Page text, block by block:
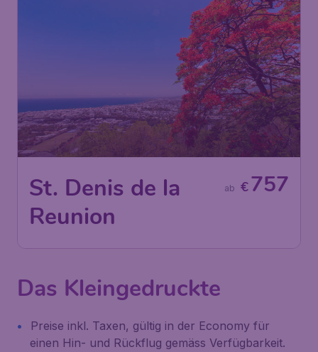
St. Denis de la
Reunion
€757
ab
Das Kleingedruckte
Preise inkl. Taxen, gültig in der Economy für
einen Hin- und Rückflug gemäss Verfügbarkeit.